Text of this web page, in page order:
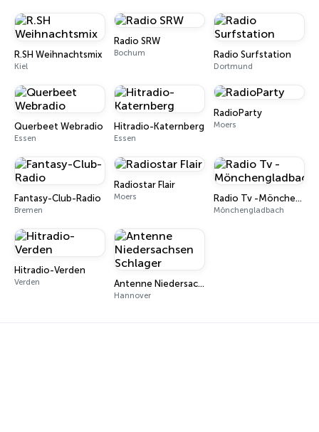
R.SH Weihnachtsmix
Kiel
Radio SRW
Bochum Radio Surfstation
Dortmund
Querbeet Webradio
Essen
Hitradio-Katernberg
Essen
RadioParty
Moers
Fantasy-Club-Radio
Bremen
Radiostar Flair
Moers Radio Tv -Mönchengladbach
Mönchengladbach
Hitradio-Verden
Verden Antenne Niedersachsen Schlager
Hannover